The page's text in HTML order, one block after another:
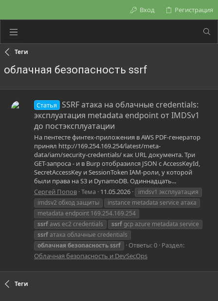
Вход Регистрация
Теги
облачная безопасность ssrf
Статья
SSRF атака на облачные credentials:
эксплуатация metadata endpoint от IMDSv1
до постэксплуатации
На пентесте финтех-приложения в AWS PDF-генератор
принял http://169.254.169.254/latest/meta-
data/iam/security-credentials/ как URL документа. Три
GET-запроса - и в Burp отобразился JSON с AccessKeyId,
SecretAccessKey и SessionToken IAM-роли, у которой
были права на S3 и DynamoDB. Одиннадцать...
Сергей Попов Тема 11.05.2026
imdsv1 эксплуатация
imdsv2 обход защиты
instance metadata service атака
metadata endpoint 169.254.169.254
ssrfaws ec2 credentials ssrf gcp azure metadata service
ssrfатака облачные credentials
облачная безопасностьssrf Ответы: 0 Раздел:
Облачная безопасность и DevSecOps
Теги